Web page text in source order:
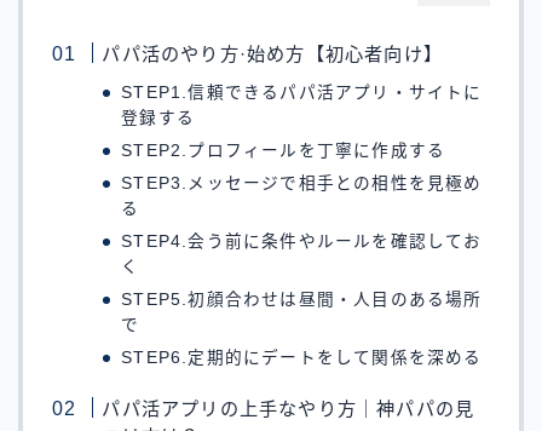
パパ活のやり方·始め方【初心者向け】
STEP1.信頼できるパパ活アプリ・サイトに
登録する
STEP2.プロフィールを丁寧に作成する
STEP3.メッセージで相手との相性を見極め
る
STEP4.会う前に条件やルールを確認してお
く
STEP5.初顔合わせは昼間・人目のある場所
で
STEP6.定期的にデートをして関係を深める
パパ活アプリの上手なやり方｜神パパの見